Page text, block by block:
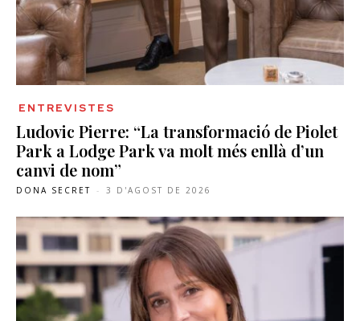
ENTREVISTES
Ludovic Pierre: “La transformació de Piolet
Park a Lodge Park va molt més enllà d’un
canvi de nom”
DONA SECRET - 3 D'AGOST DE 2026